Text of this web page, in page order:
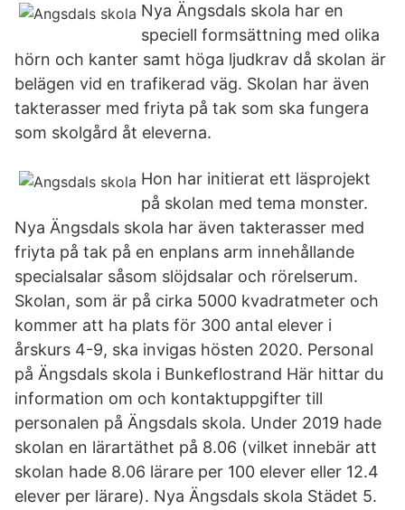
Nya Ängsdals skola har en
speciell formsättning med olika
hörn och kanter samt höga ljudkrav då skolan är
belägen vid en trafikerad väg. Skolan har även
takterasser med friyta på tak som ska fungera
som skolgård åt eleverna.
Hon har initierat ett läsprojekt
på skolan med tema monster.
Nya Ängsdals skola har även takterasser med
friyta på tak på en enplans arm innehållande
specialsalar såsom slöjdsalar och rörelserum.
Skolan, som är på cirka 5000 kvadratmeter och
kommer att ha plats för 300 antal elever i
årskurs 4-9, ska invigas hösten 2020. Personal
på Ängsdals skola i Bunkeflostrand Här hittar du
information om och kontaktuppgifter till
personalen på Ängsdals skola. Under 2019 hade
skolan en lärartäthet på 8.06 (vilket innebär att
skolan hade 8.06 lärare per 100 elever eller 12.4
elever per lärare). Nya Ängsdals skola Städet 5.